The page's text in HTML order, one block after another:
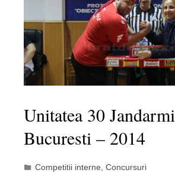
Unitatea 30 Jandarmi
Bucuresti – 2014
Competitii interne, Concursuri